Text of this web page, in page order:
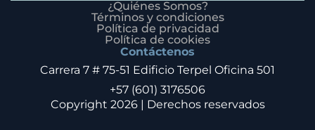
¿Quiénes Somos?
Términos y condiciones
Política de privacidad
Política de cookies
Contáctenos
Carrera 7 # 75-51 Edificio Terpel Oficina 501
+57 (601) 3176506
Copyright 2026 | Derechos reservados